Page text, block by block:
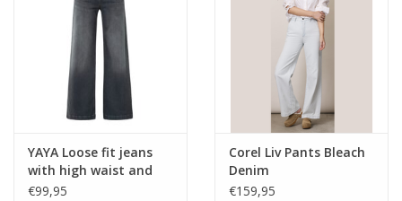
YAYA Loose fit jeans
with high waist and
wide legs (L32) grey
€99,95
Corel Liv Pants Bleach
Denim
€159,95